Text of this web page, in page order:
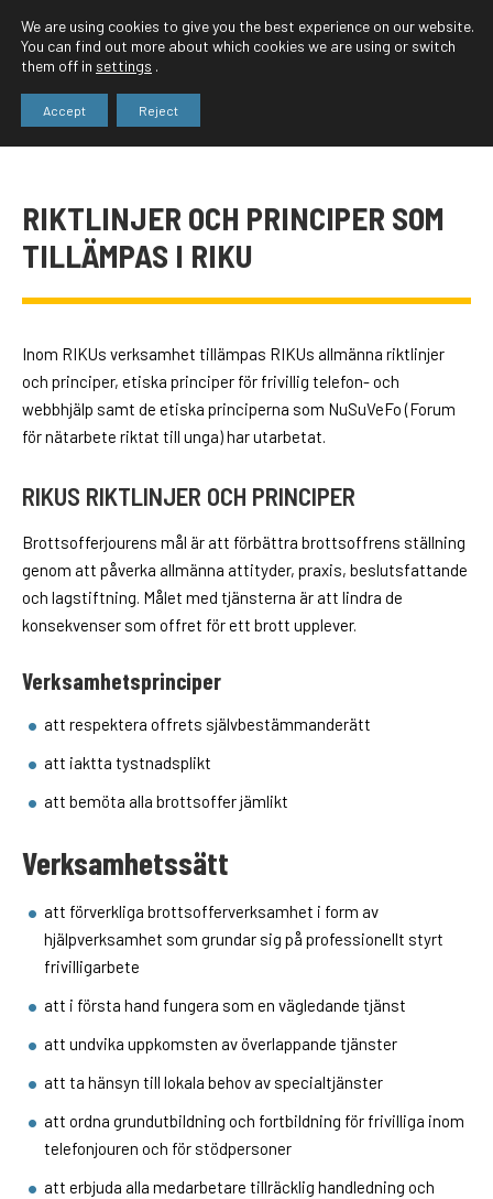
RIKTLINJER OCH PRINCIPER SOM
TILLÄMPAS I RIKU
Inom RIKUs verksamhet tillämpas RIKUs allmänna riktlinjer
och principer, etiska principer för frivillig telefon- och
webbhjälp samt de etiska principerna som NuSuVeFo (Forum
för nätarbete riktat till unga) har utarbetat.
RIKUS RIKTLINJER OCH PRINCIPER
Brottsofferjourens mål är att förbättra brottsoffrens ställning
genom att påverka allmänna attityder, praxis, beslutsfattande
och lagstiftning. Målet med tjänsterna är att lindra de
konsekvenser som offret för ett brott upplever.
Verksamhetsprinciper
att respektera offrets självbestämmanderätt
att iaktta tystnadsplikt
att bemöta alla brottsoffer jämlikt
Verksamhetssätt
att förverkliga brottsofferverksamhet i form av
hjälpverksamhet som grundar sig på professionellt styrt
frivilligarbete
att i första hand fungera som en vägledande tjänst
att undvika uppkomsten av överlappande tjänster
att ta hänsyn till lokala behov av specialtjänster
att ordna grundutbildning och fortbildning för frivilliga inom
telefonjouren och för stödpersoner
att erbjuda alla medarbetare tillräcklig handledning och
We are using cookies to give you the best experience on our website.
You can find out more about which cookies we are using or switch
them off in settings .
Accept Reject